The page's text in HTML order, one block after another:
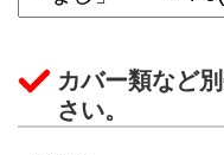
カバー類など
さい。